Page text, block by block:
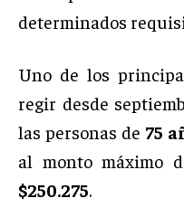
determinados
Uno de los
regir desde
las personas de 75
al monto máximo
$250.275.